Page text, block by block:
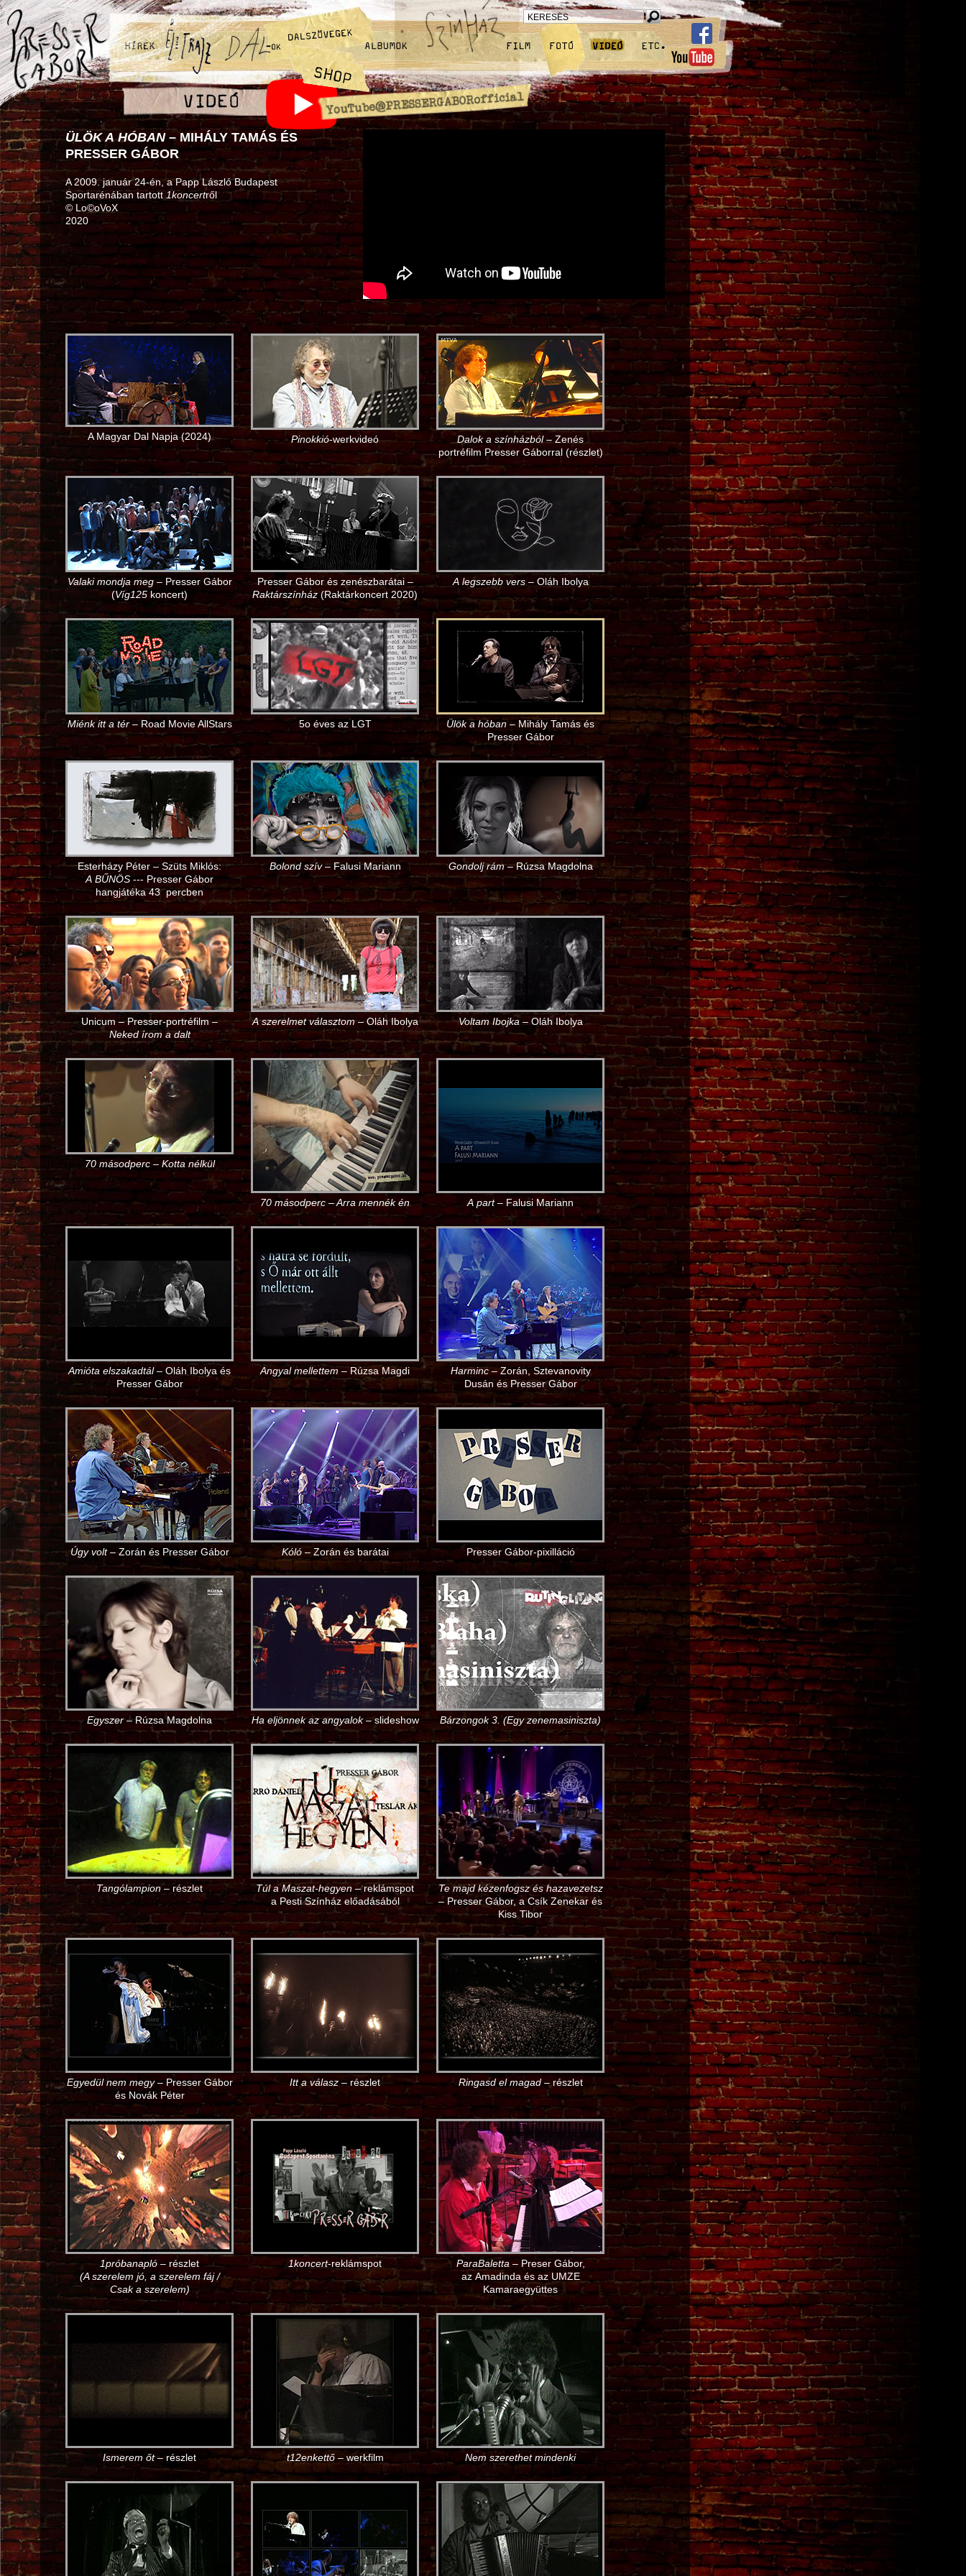
ÜLÖK A HÓBAN– MIHÁLY TAMÁS ÉS
PRESSER GÁBOR
A 2009. január 24‑én, a Papp László Budapest
Sportarénában tartott 1koncertről
© Lo©oVoX
2020
A Magyar Dal Napja (2024) Pinokkió-werkvideó Dalok a színházból– Zenés
portréfilm Presser Gáborral (részlet)
Valaki mondja meg– Presser Gábor
(Víg125 koncert)
Presser Gábor és zenészbarátai –
Raktárszínház(Raktárkoncert 2020)
A legszebb vers– Oláh Ibolya
Miénk itt a tér– Road Movie AllStars 5o éves az LGT Ülök a hóban– Mihály Tamás és
Presser Gábor
Esterházy Péter – Szüts Miklós:
A BŰNÖS --- Presser Gábor
hangjátéka 43 percben
Bolond szív– Falusi Mariann Gondolj rám– Rúzsa Magdolna
Unicum – Presser-portréfilm –
Neked írom a dalt
A szerelmet választom– Oláh Ibolya Voltam Ibojka– Oláh Ibolya
70 másodperc – Kotta nélkül
70 másodperc – Arra mennék én A part– Falusi Mariann
Amióta elszakadtál– Oláh Ibolya és
Presser Gábor
Angyal mellettem – Rúzsa Magdi Harminc– Zorán, Sztevanovity
Dusán és Presser Gábor
Úgy volt– Zorán és Presser Gábor Kóló– Zorán és barátai Presser Gábor-pixilláció
Egyszer– Rúzsa Magdolna Ha eljönnek az angyalok– slideshow Bárzongok 3. (Egy zenemasiniszta)
Tangólampion– részlet Túl a Maszat-hegyen – reklámspot
a Pesti Színház előadásából
Te majd kézenfogsz és hazavezetsz
– Presser Gábor, a Csík Zenekar és
Kiss Tibor
Egyedül nem megy– Presser Gábor
és Novák Péter
Itt a válasz– részlet Ringasd el magad– részlet
1próbanapló – részlet
(A szerelem jó, a szerelem fáj /
Csak a szerelem)
1koncert-reklámspot ParaBaletta – Preser Gábor,
az Amadinda és az UMZE
Kamaraegyüttes
Ismerem őt– részlet t12enkettő– werkfilm Nem szerethet mindenki